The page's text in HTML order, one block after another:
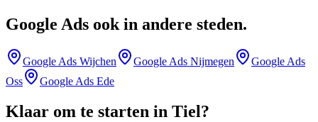
Google Ads ook in andere steden.
Google Ads Wijchen Google Ads Nijmegen
Google Ads
Oss
Google Ads Ede
Klaar om te starten in Tiel?